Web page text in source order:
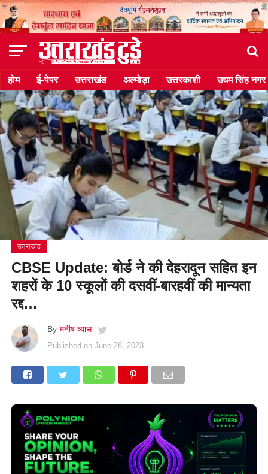
होम ई-पेपर उत्तराखंड अल्मोड़ा उत्तरकाशी उधम सिंह नगर
उत्तराखंड
CBSE Update: बोर्ड ने की देहरादून सहित इन
शहरों के 10 स्कूलों की दसवीं-बारहवीं की मान्यता
रद्द…
By मनीष व्यास
Published on June 28, 2023